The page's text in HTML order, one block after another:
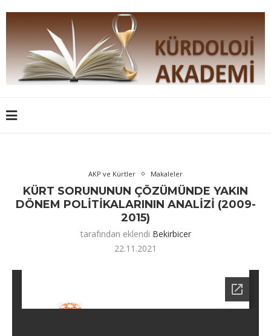
AKP ve Kürtler Makaleler
KÜRT SORUNUNUN ÇÖZÜMÜNDE YAKIN
DÖNEM POLİTİKALARININ ANALİZİ (2009-
2015)
tarafından eklendi Bekirbicer
22.11.2021